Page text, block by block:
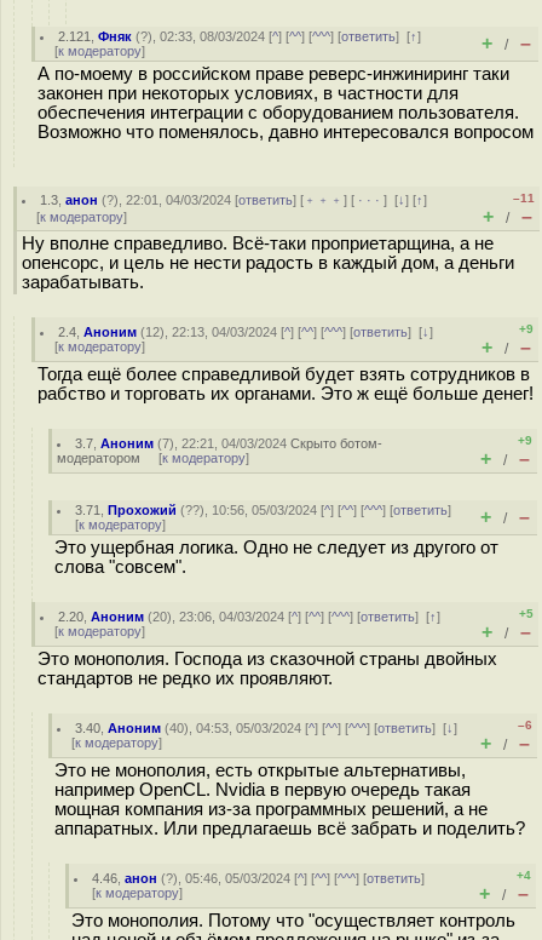
2.121 ,Фняк (?), 02:33, 08/03/2024 [^] [^^] [^^^] [ответить][↑]
[к модератору] + / –
А по-моему в российском праве реверс-инжиниринг таки
законен при некоторых условиях, в частности для
обеспечения интеграции с оборудованием пользователя.
Возможно что поменялось, давно интересовался вопросом
1.3 ,анон (?), 22:01, 04/03/2024 [ответить] [ ﹢﹢﹢] [ · · ·][↓] [↑]
[к модератору]
–11
+ / –
Ну вполне справедливо. Всё-таки проприетарщина, а не
опенсорс, и цель не нести радость в каждый дом, а деньги
зарабатывать.
2.4 ,Аноним (12), 22:13, 04/03/2024 [^] [^^] [^^^] [ответить][↓]
[к модератору]
+9
+ / –
Тогда ещё более справедливой будет взять сотрудников в
рабство и торговать их органами. Это ж ещё больше денег!
3.7 ,Аноним (7), 22:21, 04/03/2024Скрыто ботом-
модератором [к модератору]
+9
+ / –
3.71 ,Прохожий (??), 10:56, 05/03/2024 [^] [^^] [^^^] [ответить]
[к модератору] + / –
Это ущербная логика. Одно не следует из другого от
слова "совсем".
2.20 ,Аноним (20), 23:06, 04/03/2024 [^] [^^] [^^^] [ответить][↑]
[к модератору]
+5
+ / –
Это монополия. Господа из сказочной страны двойных
стандартов не редко их проявляют.
3.40 ,Аноним (40), 04:53, 05/03/2024 [^] [^^] [^^^] [ответить][↓]
[к модератору]
–6
+ / –
Это не монополия, есть открытые альтернативы,
например OpenCL. Nvidia в первую очередь такая
мощная компания из-за программных решений, а не
аппаратных. Или предлагаешь всё забрать и поделить?
4.46 ,анон (?), 05:46, 05/03/2024 [^] [^^] [^^^] [ответить]
[к модератору]
+4
+ / –
Это монополия. Потому что "осуществляет контроль